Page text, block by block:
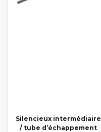
Silencieux intermédiaire
/ tube d’échappement